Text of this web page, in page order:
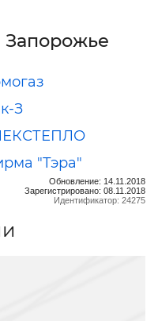
З
"Тэра"
Обновление: 14.11.2018
Зарегистрировано: 08.11.2018
Идентификатор: 24275